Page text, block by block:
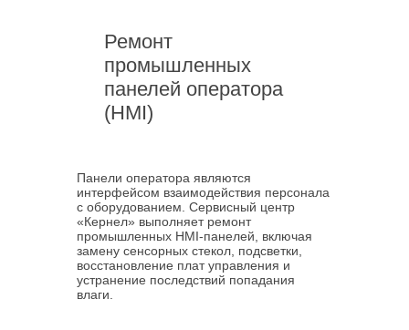
Ремонт
промышленных
панелей оператора
(HMI)
Панели оператора являются
интерфейсом взаимодействия персонала
с оборудованием. Сервисный центр
«Кернел» выполняет ремонт
промышленных HMI-панелей, включая
замену сенсорных стекол, подсветки,
восстановление плат управления и
устранение последствий попадания
влаги.